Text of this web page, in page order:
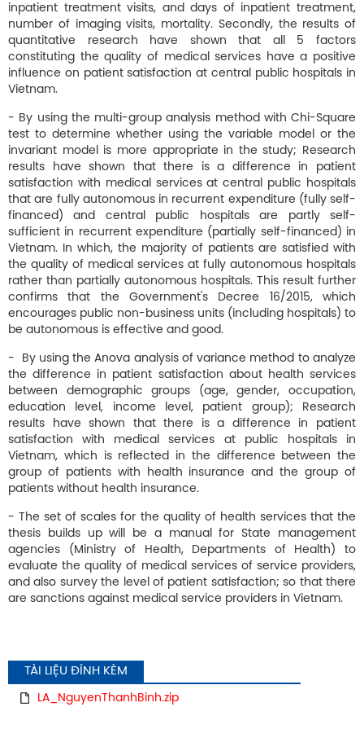
inpatient treatment visits, and days of inpatient treatment,
number of imaging visits, mortality. Secondly, the results of
quantitative research have shown that all 5 factors
constituting the quality of medical services have a positive
influence on patient satisfaction at central public hospitals in
Vietnam.
- By using the multi-group analysis method with Chi-Square
test to determine whether using the variable model or the
invariant model is more appropriate in the study; Research
results have shown that there is a difference in patient
satisfaction with medical services at central public hospitals
that are fully autonomous in recurrent expenditure (fully self-
financed) and central public hospitals are partly self-
sufficient in recurrent expenditure (partially self-financed) in
Vietnam. In which, the majority of patients are satisfied with
the quality of medical services at fully autonomous hospitals
rather than partially autonomous hospitals. This result further
confirms that the Government's Decree 16/2015, which
encourages public non-business units (including hospitals) to
be autonomous is effective and good.
- By using the Anova analysis of variance method to analyze
the difference in patient satisfaction about health services
between demographic groups (age, gender, occupation,
education level, income level, patient group); Research
results have shown that there is a difference in patient
satisfaction with medical services at public hospitals in
Vietnam, which is reflected in the difference between the
group of patients with health insurance and the group of
patients without health insurance.
- The set of scales for the quality of health services that the
thesis builds up will be a manual for State management
agencies (Ministry of Health, Departments of Health) to
evaluate the quality of medical services of service providers,
and also survey the level of patient satisfaction; so that there
are sanctions against medical service providers in Vietnam.
TÀI LIỆU ĐÍNH KÈM
LA_NguyenThanhBinh.zip